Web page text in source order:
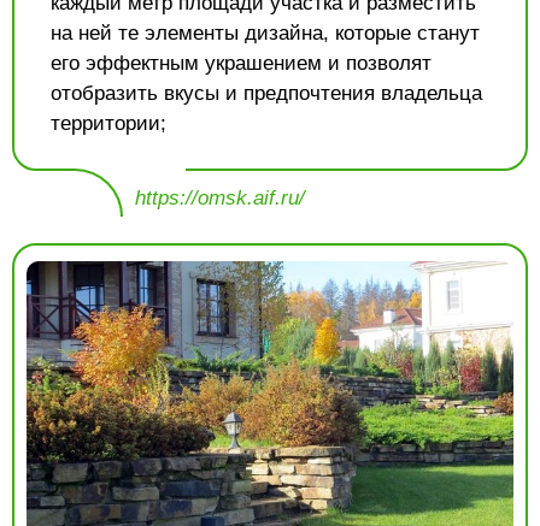
на ней те элементы дизайна, которые станут
его эффектным украшением и позволят
отобразить вкусы и предпочтения владельца
территории;
https://omsk.aif.ru/